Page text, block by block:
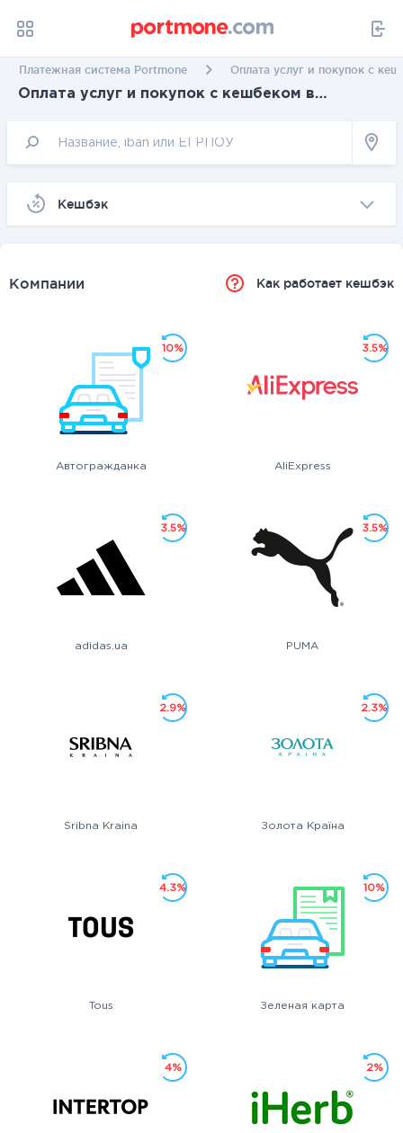
Платежная система Portmone Оплата услуг и покупок с
Оплата услуг и покупок с кешбеком в
Kешбэк
Компании Как работает кешбэк
Автогражданка
10%
AliExpress
3.5%
adidas.ua
3.5%
PUMA
3.5%
Sribna Kraina
2.9%
Золота Країна
2.3%
Tous
4.3%
Зеленая карта
10%
4% 2%